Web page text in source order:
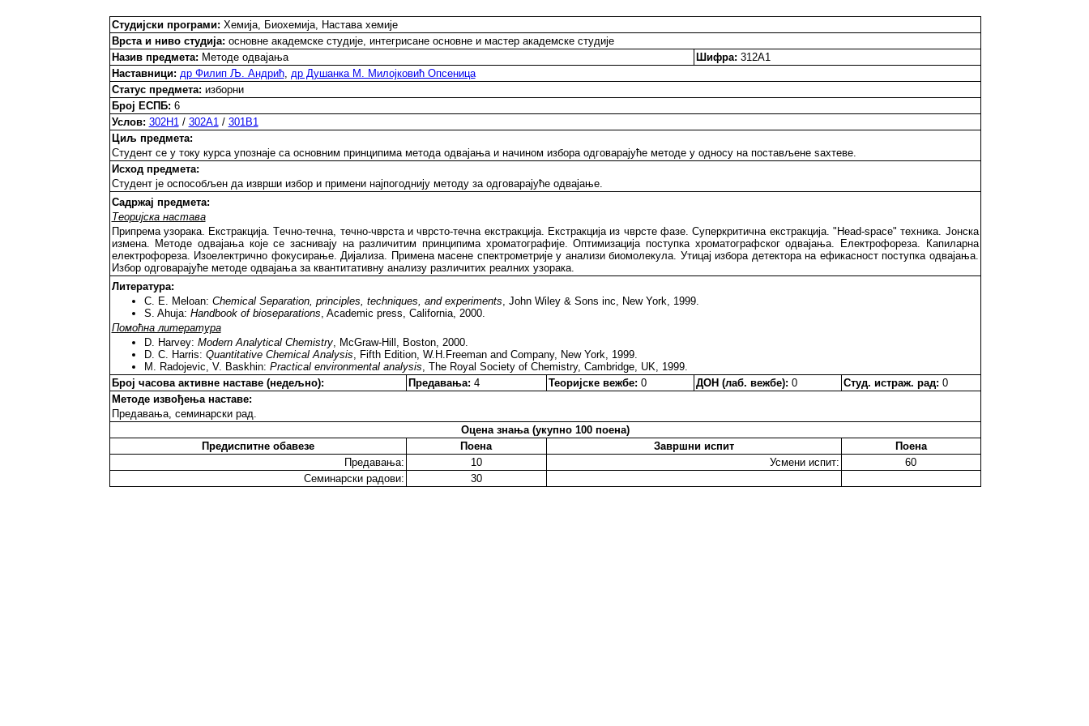
Студијски програми: Хемија, Биохемија, Настава хемије
Врста и ниво студија: основне академске студије, интегрисане основне и мастер академске студије
Назив предмета: Методе одвајања Шифра: 312A1
Наставници: др Филип Љ. Андрић, др Душанка М. Милојковић Опсеница
Статус предмета: изборни
Број ЕСПБ: 6
Услов: 302H1/ 302A1/ 301B1
Циљ предмета:
Студент се у току курса упознаje са основним принципима метода одвајања и начином избора одговарајуће методе у односу на постављене ѕахтеве.
Исход предмета:
Студент је оспособљен да изврши избор и примени најпогоднију методу за одговарајуће одвајање.
Садржај предмета:
Теоријска настава
Припрема узорака. Екстракција. Тeчно-течна, течно-чврста и чврсто-течна екстракција. Екстракција из чврсте фазе. Суперкритична екстракција. "Head-space" техника. Јонска
измена. Методе одвајања које се заснивају на различитим принципима хроматографије. Оптимизација поступка хроматографског одвајања. Електрофореза. Капиларна
електрофореза. Изоелектрично фокусирање. Дијализа. Примена масене спектрометрије у анализи биомолекула. Утицај избора детектора на ефикасност поступка одвајања.
Избор одговарајуће методе одвајања за квантитативну анализу различитих реалних узорака.
Литература:
C. E. Meloan: Chemical Separation, principles, techniques, and experiments, John Wiley & Sons inc, New York, 1999.
S. Ahuja: Handbook of bioseparations, Academic press, California, 2000.
Помоћна литература
D. Harvey: Modern Analytical Chemistry, McGraw-Hill, Boston, 2000.
D. C. Harris: Quantitative Chemical Analysis, Fifth Edition, W.H.Freeman and Company, New York, 1999.
M. Radojevic, V. Baskhin: Practical environmental analysis, The Royal Society of Chemistry, Cambridge, UK, 1999.
Број часова активне наставе (недељно):
Предавања: 4 Теоријске вежбе: 0 ДОН (лаб. вежбе): 0 Студ. истраж. рад: 0
Методе извођења наставе:
Предавања, семинарски рад.
Оцена знања (укупно 100 поена)
Предиспитне обавезе
Поена Завршни испит
Поена
Предавања:
10 Усмени испит:
60
Семинарски радови:
30